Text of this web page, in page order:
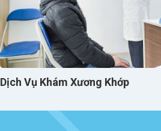
Dịch Vụ Khám Xương Khớp